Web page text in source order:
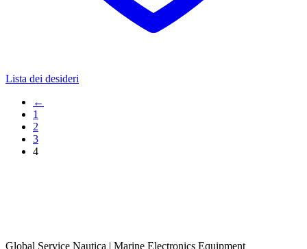
Lista dei desideri
←
1
2
3
4
Global Service Nautica | Marine Electronics Equipment